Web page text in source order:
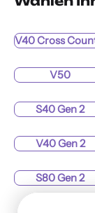
V40 Cross
V50
S40 Gen 2
V40 Gen 2
S80 Gen 2